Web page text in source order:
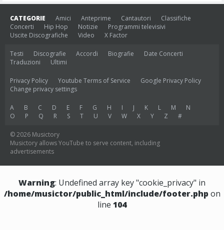
CATEGORIE Amici Anteprime Cantautori
Classifiche
Concerti
Hip Hop Notizie
Programmi televisivi
Uscite Discografiche
Video X Factor
Testi Discografie Accordi Biografie
Date Concerti
Traduzioni
Ultimi
Privacy Policy Youtube Terms of Service
Google Privacy Policy
Change privacy settings
A B C D E F G H I J K L M
N
O
P Q R S T U V W X Y Z #
© 2026 Musictory
Musictory allows YouTube to serve content, including
advertisements
Warning: Undefined array key "cookie_privacy" in
/home/musictor/public_html/include/footer.php on
line 104